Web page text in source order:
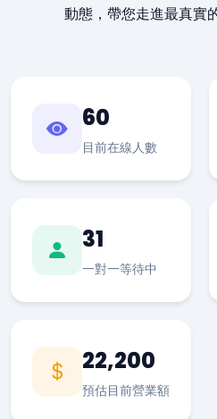
動態，帶您走進最真實
60
目前在線人數
31
一對一等待中
22,200
預估目前營業額